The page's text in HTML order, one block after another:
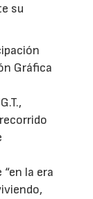
su
Gráfica
la era